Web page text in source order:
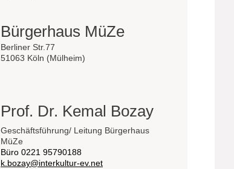
Bürgerhaus MüZe
Berliner Str.77
51063 Köln (Mülheim)
Prof. Dr. Kemal Bozay
Geschäftsführung/ Leitung Bürgerhaus
MüZe
Büro 0221 95790188
k.bozay@interkultur-ev.net